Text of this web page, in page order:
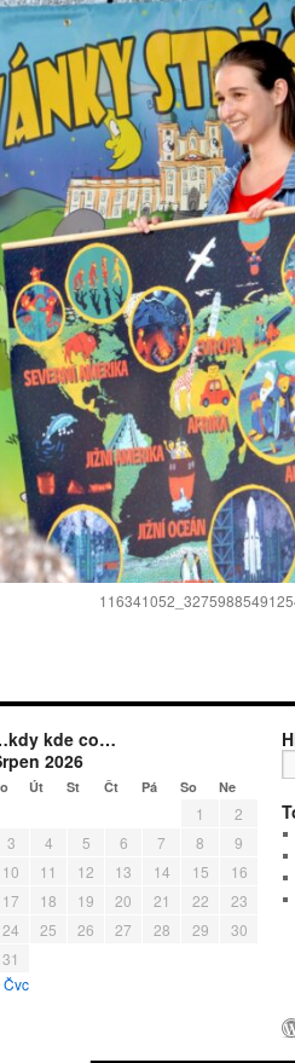
kde co…
2026
Út St Čt Pá So Ne
Čvc
1
2
3
4 5 6 7 8
9
10
11 12 13 14 15
16
17
18 19 20 21 22
23
24
25 26 27 28 29
30
31